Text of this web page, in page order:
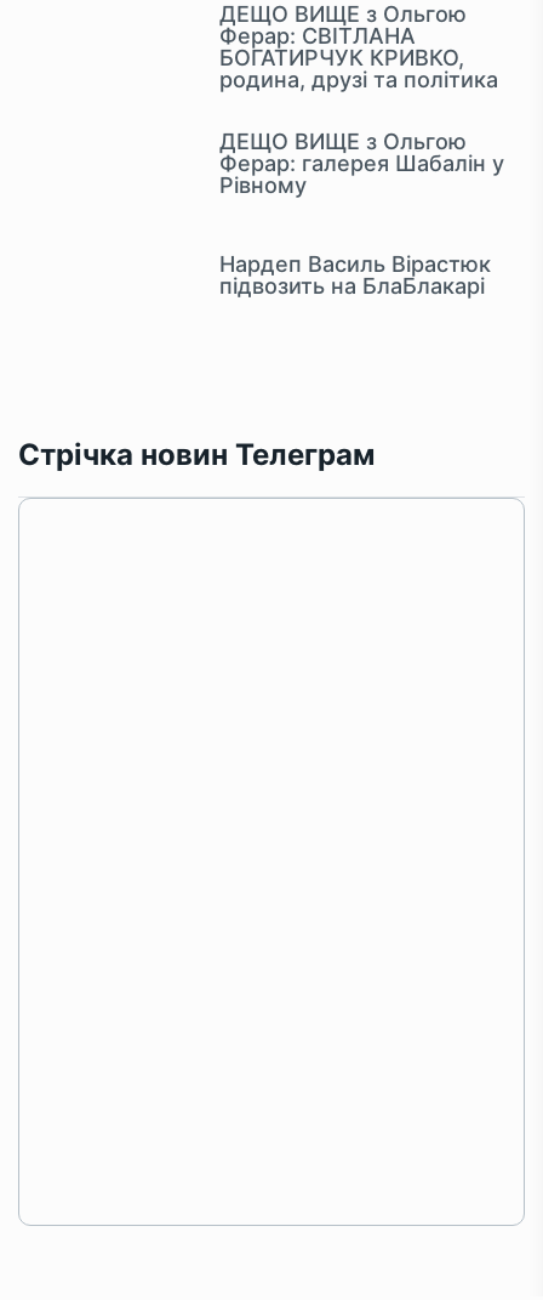
ДЕЩО ВИЩЕ з Ольгою
Ферар: СВІТЛАНА
БОГАТИРЧУК КРИВКО,
родина, друзі та політика
ДЕЩО ВИЩЕ з Ольгою
Ферар: галерея Шабалін у
Рівному
Нардеп Василь Вірастюк
підвозить на БлаБлакарі
Стрічка новин Телеграм